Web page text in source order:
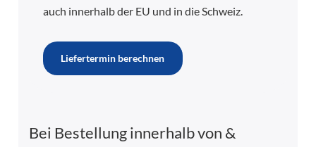
auch innerhalb der EU und in die Schweiz.
Liefertermin berechnen
Bei Bestellung innerhalb von &